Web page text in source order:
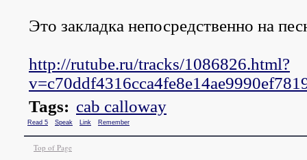
Это закладка непосредственно на
http://rutube.ru/tracks/1086826.html?
Tags: cab calloway
Read 5 Speak Link Remember
Top of Page